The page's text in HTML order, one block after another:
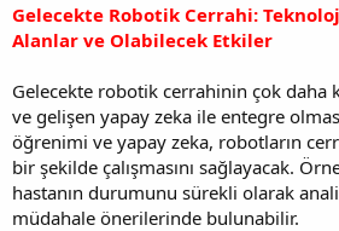
Gelecekte Robotik Cerrahi:
Alanlar ve Olabilecek Etkiler
Gelecekte robotik cerrahinin çok daha
ve gelişen yapay zeka ile entegre
öğrenimi ve yapay zeka, robotların
bir şekilde çalışmasını sağlayacak.
hastanın durumunu sürekli olarak
müdahale önerilerinde bulunabilir.